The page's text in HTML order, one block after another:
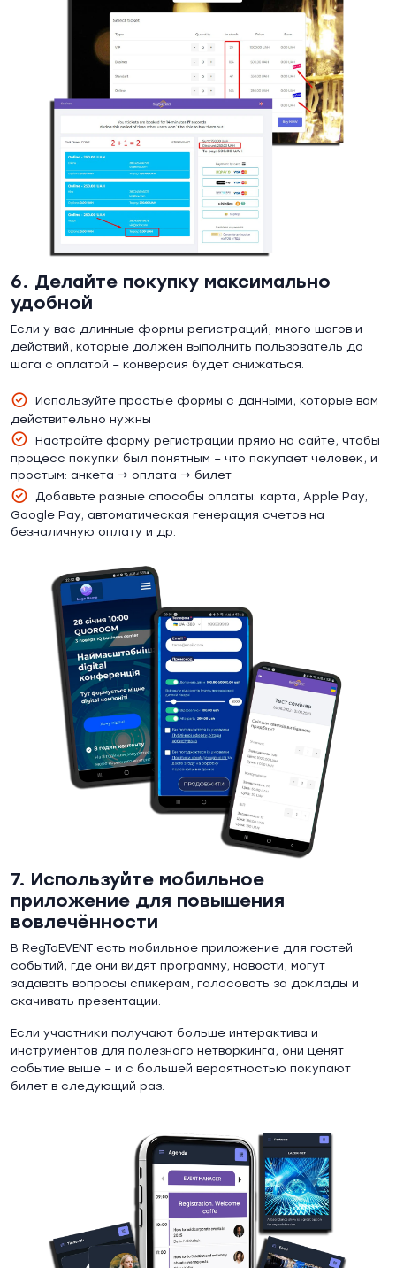
6. Делайте покупку максимально
удобной
Если у вас длинные формы регистраций, много шагов и
действий, которые должен выполнить пользователь до
шага с оплатой – конверсия будет снижаться.
Используйте простые формы с данными, которые вам
действительно нужны
Настройте форму регистрации прямо на сайте, чтобы
процесс покупки был понятным – что покупает человек, и
простым: анкета → оплата → билет
Добавьте разные способы оплаты: карта, Apple Pay,
Google Pay, автоматическая генерация счетов на
безналичную оплату и др.
7. Используйте мобильное
приложение для повышения
вовлечённости
В RegToEVENT есть мобильное приложение для гостей
событий, где они видят программу, новости, могут
задавать вопросы спикерам, голосовать за доклады и
скачивать презентации.
Если участники получают больше интерактива и
инструментов для полезного нетворкинга, они ценят
событие выше – и с большей вероятностью покупают
билет в следующий раз.